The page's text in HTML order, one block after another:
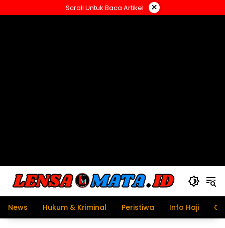
ke
Scroll Untuk Baca Artikel ×
News Hukum & Kriminal Peristiwa Info Haji